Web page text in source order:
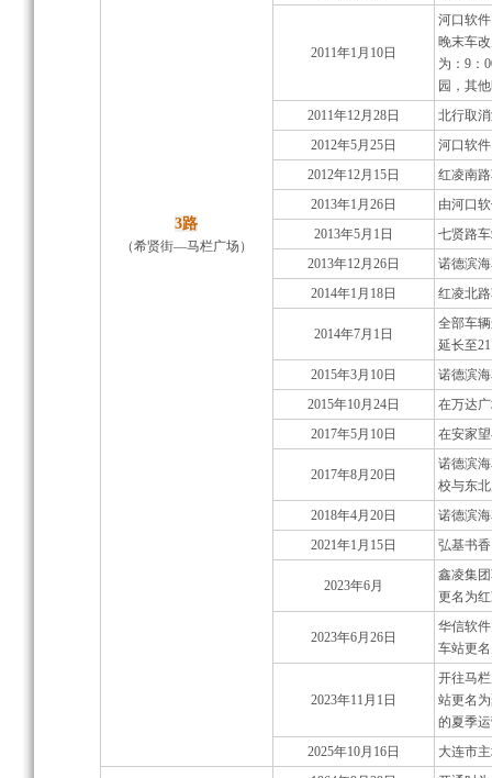
3路
（希贤街—马栏广场）
2011年1月10日
河口软
晚末车
为：9：
园，其
2011年12月28日
北行取
2012年5月25日
河口软
2012年12月15日
红凌南
2013年1月26日
由河口
2013年5月1日
七贤路
2013年12月26日
诺德滨
2014年1月18日
红凌北
2014年7月1日
全部车
延长至
2015年3月10日
诺德滨
2015年10月24日
在万达
2017年5月10日
在安家
2017年8月20日
诺德滨
校与东
2018年4月20日
诺德滨
2021年1月15日
弘基书
2023年6月
鑫凌集
更名为
2023年6月26日
华信软
车站更
2023年11月1日
开往马
站更名
的夏季
2025年10月16日
大连市